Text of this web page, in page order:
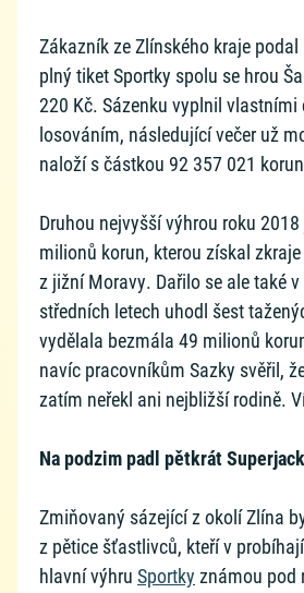
Zákazník ze Zlínského kraje
plný tiket Sportky spolu se hrou
220 Kč. Sázenku vyplnil vlastními
losováním, následující večer už
naloží s částkou 92 357 021
Druhou nejvyšší výhrou roku
milionů korun, kterou získal
z jižní Moravy. Dařilo se ale také
středních letech uhodl šest
vydělala bezmála 49 milionů
navíc pracovníkům Sazky svěřil,
zatím neřekl ani nejbližší rodině.
Na podzim padl pětkrát
Zmiňovaný sázející z okolí Zlína
z pětice šťastlivců, kteří v
hlavní výhru Sportky známou pod